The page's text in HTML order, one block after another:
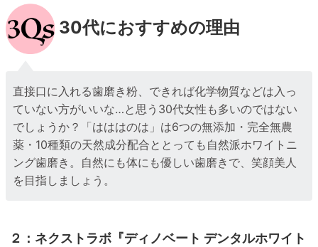
30代におすすめの理由
直接口に入れる歯磨き粉、できれば化学物質などは入っ
ていない方がいいな…と思う30代女性も多いのではない
でしょうか？「はははのは」は6つの無添加・完全無農
薬・10種類の天然成分配合ととっても自然派ホワイトニ
ング歯磨き。自然にも体にも優しい歯磨きで、笑顔美人
を目指しましょう。
２：ネクストラボ『ディノベート デンタルホワイト